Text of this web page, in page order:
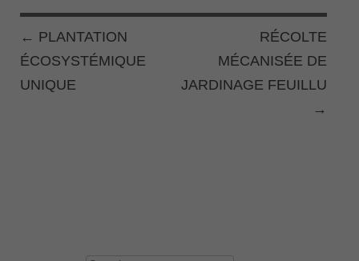
POST NAVIGATION
← PLANTATION
ÉCOSYSTÉMIQUE
UNIQUE
RÉCOLTE
MÉCANISÉE DE
JARDINAGE FEUILLU
→